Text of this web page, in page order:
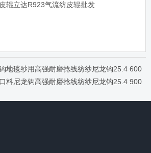
辊立达R923气流纺皮辊批发
地毯纱用高强耐磨捻线纺纱尼龙钩25.4 600
料尼龙钩高强耐磨捻线纺纱尼龙钩25.4 900